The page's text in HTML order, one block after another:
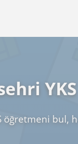
öğretmeni bul,